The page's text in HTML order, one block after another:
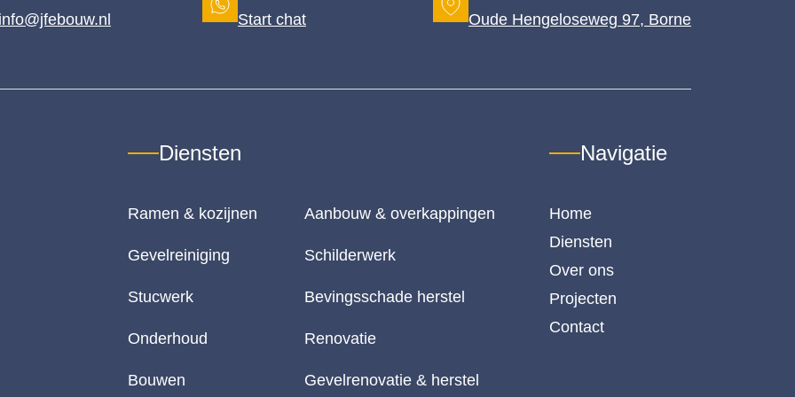
Start chat
Oude Hengeloseweg 97, Borne
Diensten
Ramen & kozijnen Aanbouw & overkappingen
Gevelreiniging Schilderwerk
Stucwerk Bevingsschade herstel
Onderhoud Renovatie
Bouwen Gevelrenovatie & herstel
Navigatie
Home
Diensten
Over ons
Projecten
Contact